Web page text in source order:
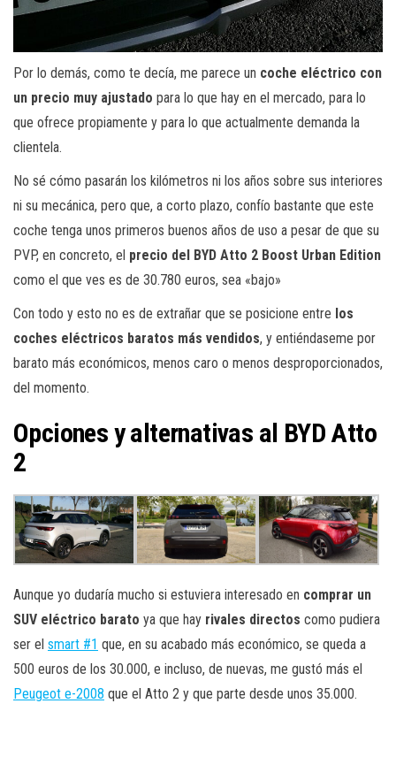
Por lo demás, como te decía, me parece un coche eléctrico con
un precio muy ajustado para lo que hay en el mercado, para lo
que ofrece propiamente y para lo que actualmente demanda la
clientela.
No sé cómo pasarán los kilómetros ni los años sobre sus interiores
ni su mecánica, pero que, a corto plazo, confío bastante que este
coche tenga unos primeros buenos años de uso a pesar de que su
PVP, en concreto, el precio del BYD Atto 2 Boost Urban Edition
como el que ves es de 30.780 euros, sea «bajo»
Con todo y esto no es de extrañar que se posicione entre los
coches eléctricos baratos más vendidos, y entiéndaseme por
barato más económicos, menos caro o menos desproporcionados,
del momento.
Opciones y alternativas al BYD Atto
2
Aunque yo dudaría mucho si estuviera interesado en comprar un
SUV eléctrico barato ya que hay rivales directos como pudiera
ser el smart #1 que, en su acabado más económico, se queda a
500 euros de los 30.000, e incluso, de nuevas, me gustó más el
Peugeot e-2008 que el Atto 2 y que parte desde unos 35.000.